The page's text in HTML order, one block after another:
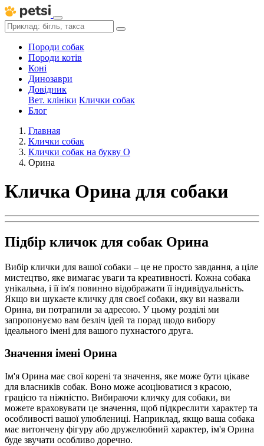
Породи собак
Породи котів
Коні
Динозаври
Довідник
Вет. клініки Клички собак
Блог
Главная
Клички собак
Клички собак на букву О
Орина
Кличка Орина для собаки
Підбір кличок для собак Орина
Вибір клички для вашої собаки – це не просто завдання, а ціле
мистецтво, яке вимагає уваги та креативності. Кожна собака
унікальна, і її ім'я повинно відображати її індивідуальність.
Якщо ви шукаєте кличку для своєї собаки, яку ви назвали
Орина, ви потрапили за адресою. У цьому розділі ми
запропонуємо вам безліч ідей та порад щодо вибору
ідеального імені для вашого пухнастого друга.
Значення імені Орина
Ім'я Орина має свої корені та значення, яке може бути цікаве
для власників собак. Воно може асоціюватися з красою,
грацією та ніжністю. Вибираючи кличку для собаки, ви
можете враховувати це значення, щоб підкреслити характер та
особливості вашої улюблениці. Наприклад, якщо ваша собака
має витончену фігуру або дружелюбний характер, ім'я Орина
буде звучати особливо доречно.